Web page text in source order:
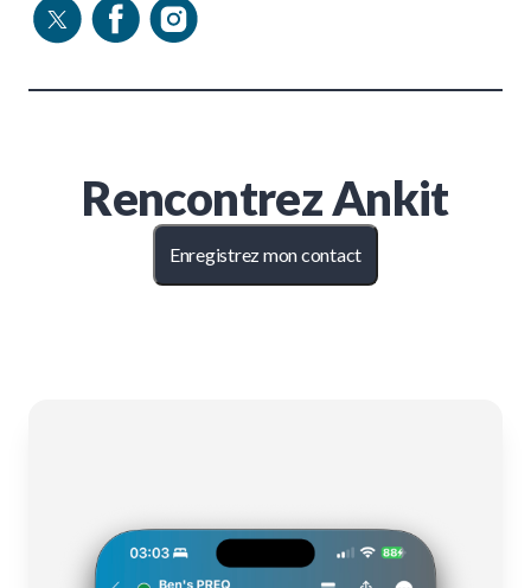
RencontrezAnkit
Enregistrez mon contact